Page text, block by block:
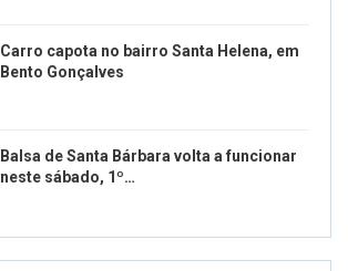
Carro capota no bairro Santa Helena, em
Bento Gonçalves
Balsa de Santa Bárbara volta a funcionar
neste sábado, 1º…